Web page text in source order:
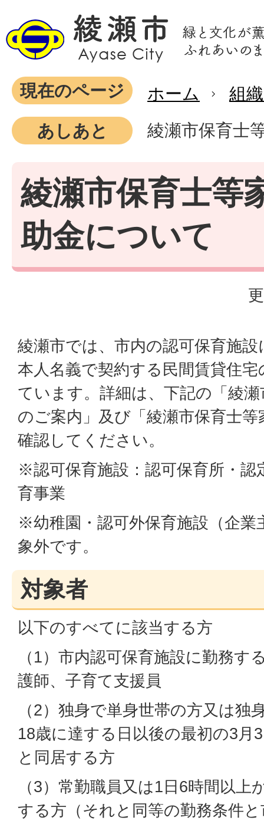
現在のページ ホーム
組
あしあと
綾瀬市保育士
綾瀬市保育士等
助金について
綾瀬市では、市内の認可保育施
本人名義で契約する民間賃貸住
ています。詳細は、下記の「綾
のご案内」及び「綾瀬市保育士
確認してください。
※認可保育施設：認可保育所・認
育事業
※幼稚園・認可外保育施設（企業
象外です。
対象者
以下のすべてに該当する方
（1）市内認可保育施設に勤務す
護師、子育て支援員
（2）独身で単身世帯の方又は独
18歳に達する日以後の最初の3月
と同居する方
（3）常勤職員又は1日6時間以上
する方（それと同等の勤務条件